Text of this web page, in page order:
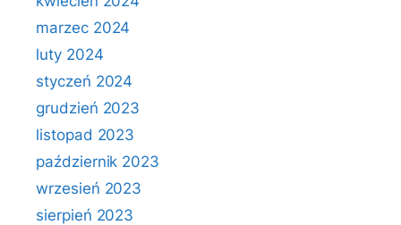
marzec 2024
luty 2024
styczeń 2024
grudzień 2023
listopad 2023
październik 2023
wrzesień 2023
sierpień 2023